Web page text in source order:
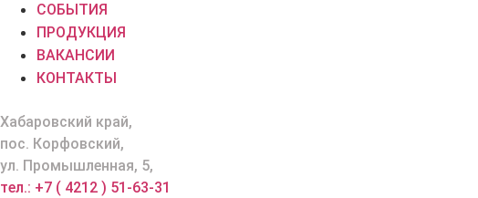
СОБЫТИЯ
ПРОДУКЦИЯ
ВАКАНСИИ
КОНТАКТЫ
Хабаровский край,
пос. Корфовский,
ул. Промышленная, 5,
тел.: +7 ( 4212 ) 51-63-31